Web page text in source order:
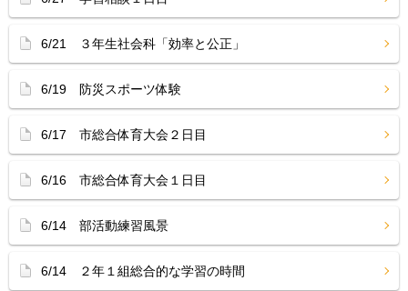
6/21 ３年生社会科「効率と公正」
6/19 防災スポーツ体験
6/17 市総合体育大会２日目
6/16 市総合体育大会１日目
6/14 部活動練習風景
6/14 ２年１組総合的な学習の時間